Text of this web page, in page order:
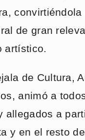
convirtiéndola
de gran
artístico.
de Cultura,
animó a
allegados a
y en el resto de